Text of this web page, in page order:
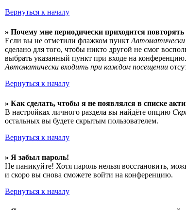
Вернуться к началу
» Почему мне периодически приходится
Если вы не отметили флажком пункт
сделано для того, чтобы никто другой не смог
выбрать указанный пункт при входе на
Автоматически входить при каждом посещении
Вернуться к началу
» Как сделать, чтобы я не появлялся в списке
В настройках личного раздела вы найдёте опцию
остальных вы будете скрытым пользователем.
Вернуться к началу
» Я забыл пароль!
Не паникуйте! Хотя пароль нельзя восстановить,
и скоро вы снова сможете войти на конференцию.
Вернуться к началу